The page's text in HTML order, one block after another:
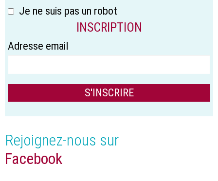
Je ne suis pas un robot
INSCRIPTION
Adresse email
Rejoignez-nous sur
Facebook